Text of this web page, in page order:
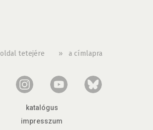
tetejére » a címlapra
katalógus
impresszum